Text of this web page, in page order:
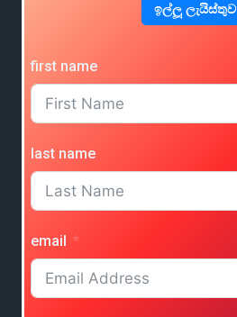
ඉල්ලූ ලැයිස්තුව
first name
last name
email